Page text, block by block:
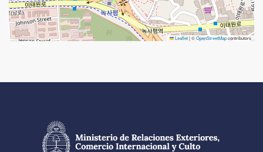
Leaflet|©OpenStreetMapcontributors